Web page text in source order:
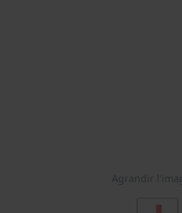
Agrandir